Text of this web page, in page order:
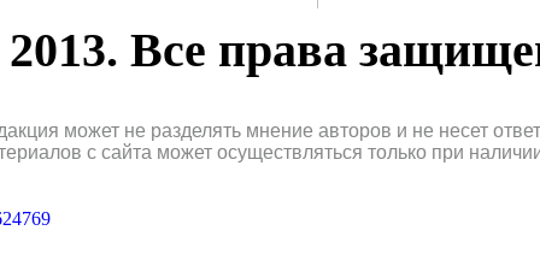
2013. Все права
может не разделять мнение авторов и не несет
с сайта может осуществляться только при